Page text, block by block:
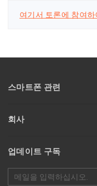
여기서 토론에 참여
스마트폰 관련
회사
업데이트 구독